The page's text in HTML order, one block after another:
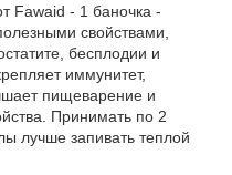
Fawaid - 1 баночка -
свойствами,
бесплодии и
иммунитет,
пищеварение и
Принимать по 2
лучше запивать теплой